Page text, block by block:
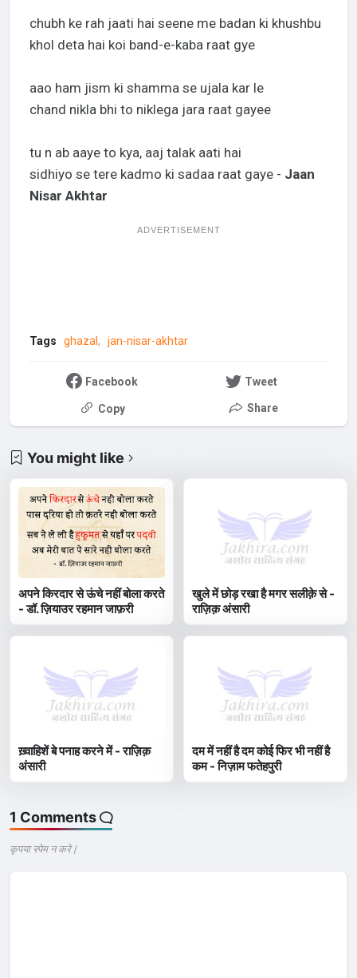
chubh ke rah jaati hai seene me badan ki khushbu
khol deta hai koi band-e-kaba raat gye
aao ham jism ki shamma se ujala kar le
chand nikla bhi to niklega jara raat gayee
tu n ab aaye to kya, aaj talak aati hai
sidhiyo se tere kadmo ki sadaa raat gaye - Jaan
Nisar Akhtar
ADVERTISEMENT
Tags ghazal jan-nisar-akhtar
Facebook Tweet
Copy Share
You might like
अपने किरदार से ऊंचे नहीं बोला करते
- डॉ. ज़ियाउर रहमान जाफ़री
खुले में छोड़ रखा है मगर सलीक़े से -
राज़िक़ अंसारी
ख़्वाहिशें बे पनाह करने में - राज़िक़
अंसारी
दम में नहीं है दम कोई फिर भी नहीं है
कम - निज़ाम फतेहपुरी
1 Comments
कृपया स्पेम न करे |